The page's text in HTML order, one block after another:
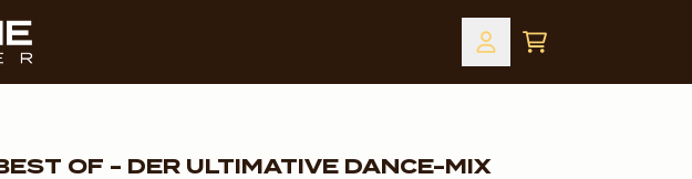
Konto
Warenkorb
OF - DER ULTIMATIVE DANCE-MIX